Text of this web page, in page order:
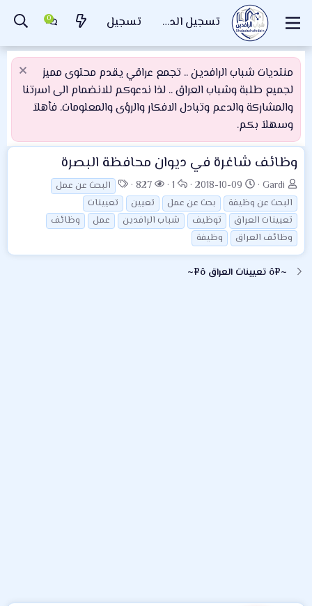
تسجيل الدخول تسجيل
منتديات شباب الرافدين .. تجمع عراقي يقدم محتوى مميز
لجميع طلبة وشباب العراق .. لذا ندعوكم للانضمام الى اسرتنا
والمشاركة والدعم وتبادل الافكار والرؤى والمعلومات. فأهلاَ
وسهلاَ بكم.
وظائف شاغرة في ديوان محافظة البصرة
ب
ا
د
ئ
ا
م
Gardi
ت
ا
ر
ي
خ
ل
2018-10-09
ا
ل
ر
د
1
ا
ل
م
ش
827
ا
ل
و
س
البحث عن عمل
البحث عن وظيفة
بحث عن عمل تعيين
تعيينات
تعيينات العراق
توظيف شباب الرافدين عمل
وظائف
وظائف العراق
وظيفة
~¤ô تعيينات العراق ô¤~